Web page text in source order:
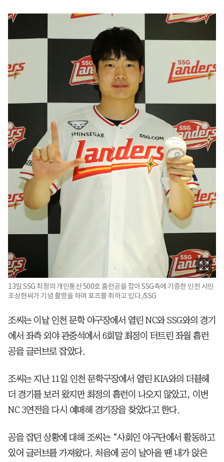
13일 SSG 최정의 개인통산 500호 홈런공을 잡아 SSG측에 기증한 인천 시민
조상현씨가 기념 촬영을 하며 포즈를 취하고 있다./SSG
조씨는 이날 인천 문학 야구장에서 열린 NC와 SSG와의 경기
에서 좌측 외야 관중석에서 6회말 최정이 터트린 좌월 홈런
공을 글러브로 잡았다.
조씨는 지난 11일 인천 문학구장에서 열린 KIA와의 더블헤
더 경기를 보러 왔지만 최정의 홈런이 나오지 않았고, 이번
NC 3연전을 다시 예매해 경기장을 찾았다고 한다.
공을 잡던 상황에 대해 조씨는 “사회인 야구단에서 활동하고
있어 글러브를 가져왔다. 처음에 공이 날아올 땐 내가 앉은